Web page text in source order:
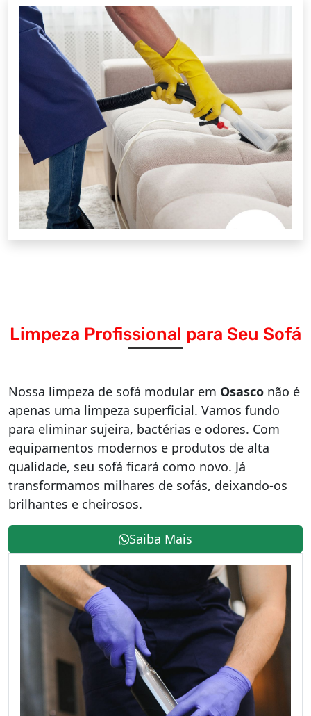
Limpeza Profissional para Seu Sofá
Nossa limpeza de sofá modular em Osasco não é
apenas uma limpeza superficial. Vamos fundo
para eliminar sujeira, bactérias e odores. Com
equipamentos modernos e produtos de alta
qualidade, seu sofá ficará como novo. Já
transformamos milhares de sofás, deixando-os
brilhantes e cheirosos.
Saiba Mais